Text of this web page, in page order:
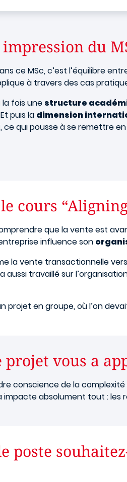
du
ce MSc, c’est l’équilibre
à travers des cas
fois une structure
puis la dimension
ce qui pousse à se remettre
cours
que la vente est
influence son
la vente transactionnelle
aussi travaillé sur
projet en groupe, où l’on
projet vous a
conscience de la complexité
absolument tout : les
poste